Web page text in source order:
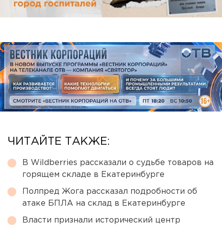
ЧИТАЙТЕ ТАКЖЕ:
В Wildberries рассказали о судьбе товаров на
горящем складе в Екатеринбурге
Полпред Жога рассказал подробности об
атаке БПЛА на склад в Екатеринбурге
Власти признали исторический центр